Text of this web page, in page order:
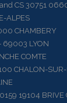
CS 30751
ALPES
CHAMBERY
LYON
COMTE
CHALON-SUR-
19104 BRIVE